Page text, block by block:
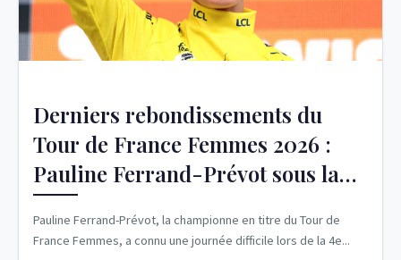
Derniers rebondissements du
Tour de France Femmes 2026 :
Pauline Ferrand-Prévot sous la
pression
Pauline Ferrand-Prévot, la championne en titre du Tour de
France Femmes, a connu une journée difficile lors de la 4e...